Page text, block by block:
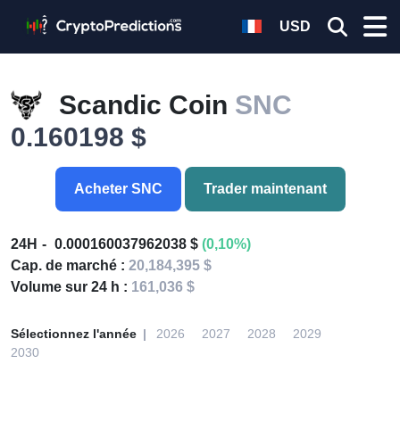
USD
Scandic Coin SNC
0.160198 $
Acheter SNC Trader maintenant
24H 0.000160037962038 $ (0,10%)
Cap. de marché : 20,184,395 $
Volume sur 24 h : 161,036 $
Sélectionnez l'année 2026 2027 2028
2029
2030